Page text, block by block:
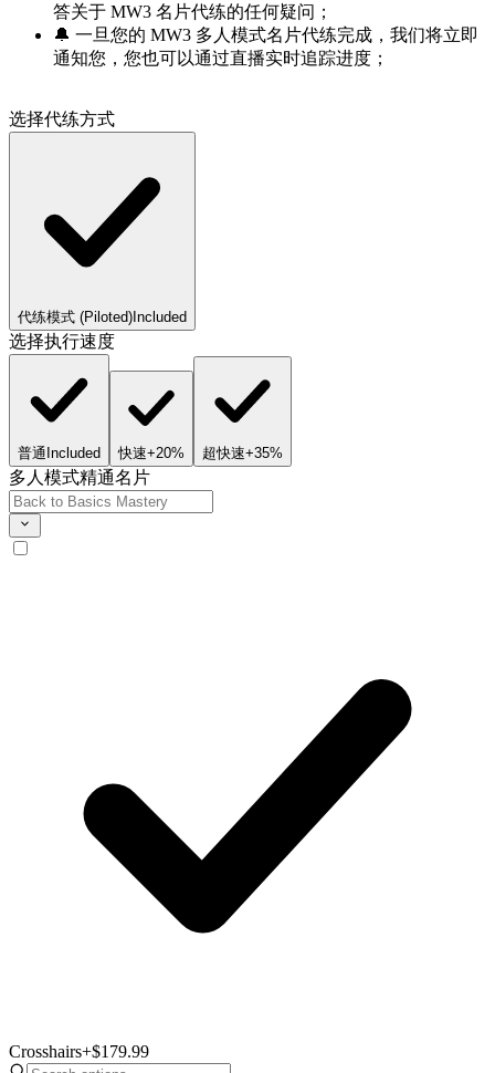
答关于 MW3 名片代练的任何疑问；
🔔 一旦您的 MW3 多人模式名片代练完成，我们将立即
通知您，您也可以通过直播实时追踪进度；
选择代练方式
代练模式 (Piloted) Included
选择执行速度
普通 Included 快速+20% 超快速+35%
多人模式精通名片
Crosshairs+$179.99